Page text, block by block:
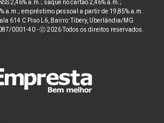
2,46% a.m.; saque no cartão 2,46% a.m.;
a.m.; empréstimo pessoal a partir de 19,85% a.m.
614 C Piso L6, Bairro: Tibery, Uberlândia/MG
0001-40 - ⓒ 2026 Todos os direitos reservados.